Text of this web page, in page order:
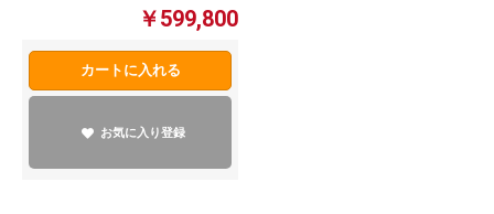
腕時計 自動巻き 黒文字盤 メン
￥599,800
カートに入れる
お気に入り登録